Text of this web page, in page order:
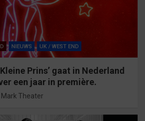
NIEUWS UK / WEST END
Prins’ gaat in Nederland
een jaar in première.
Mark Theater